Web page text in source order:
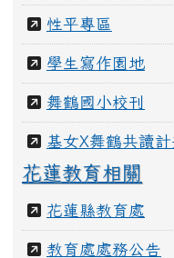
性平專區
學生寫作園地
舞鶴國小校刊
基女X舞鶴共讀計
花蓮教育相關
花蓮縣教育處
教育處處務公告